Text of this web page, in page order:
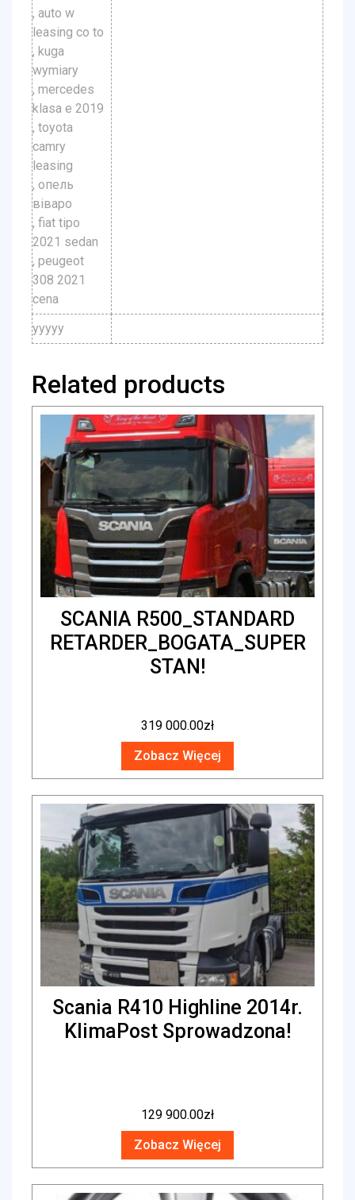
, auto w
leasing co to
, kuga
wymiary
, mercedes
klasa e 2019
, toyota
camry
leasing
, опель
віваро
, fiat tipo
2021 sedan
, peugeot
308 2021
cena
yyyyy
Related products
SCANIA R500_STANDARD
RETARDER_BOGATA_SUPER
STAN!
319 000.00zł
Zobacz Więcej
Scania R410 Highline 2014r.
KlimaPost Sprowadzona!
129 900.00zł
Zobacz Więcej